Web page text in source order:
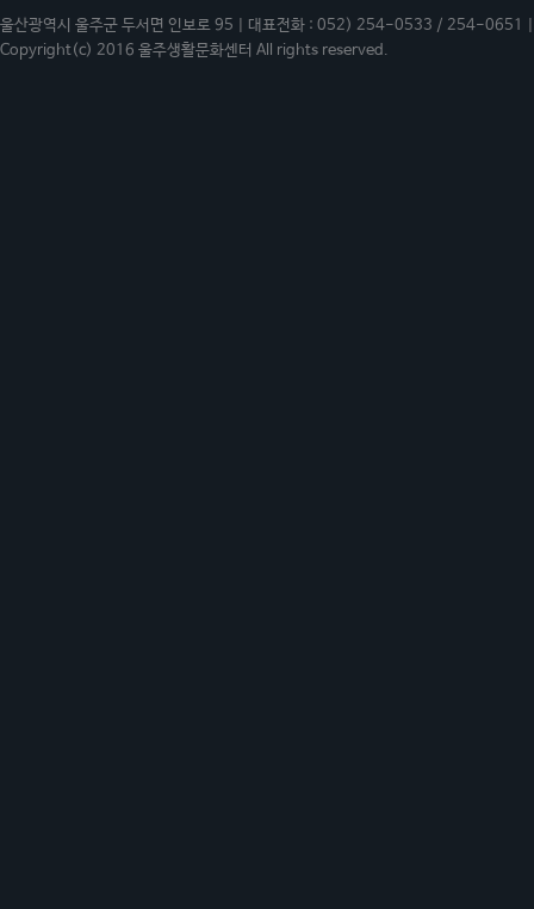
울산광역시 울주군 두서면 인보로 95 | 대표전화 : 052) 254-0533 / 254-
Copyright(c) 2016 울주생활문화센터 All rights reserved.